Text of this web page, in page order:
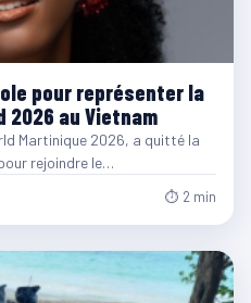
pour représenter la
2026 au Vietnam
Martinique 2026, a quitté la
rejoindre le…
⏱ 2 min